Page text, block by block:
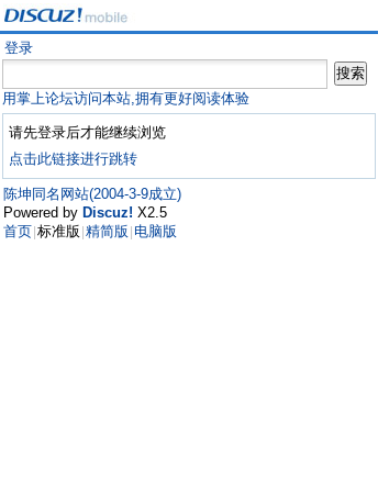
登录
用掌上论坛访问本站,拥有更好阅读体验
请先登录后才能继续浏览
点击此链接进行跳转
陈坤同名网站(2004-3-9成立)
Powered by Discuz! X2.5
首页 标准版 精简版 电脑版